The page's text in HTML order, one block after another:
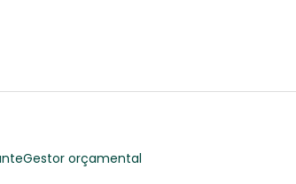
Gestor orçamental